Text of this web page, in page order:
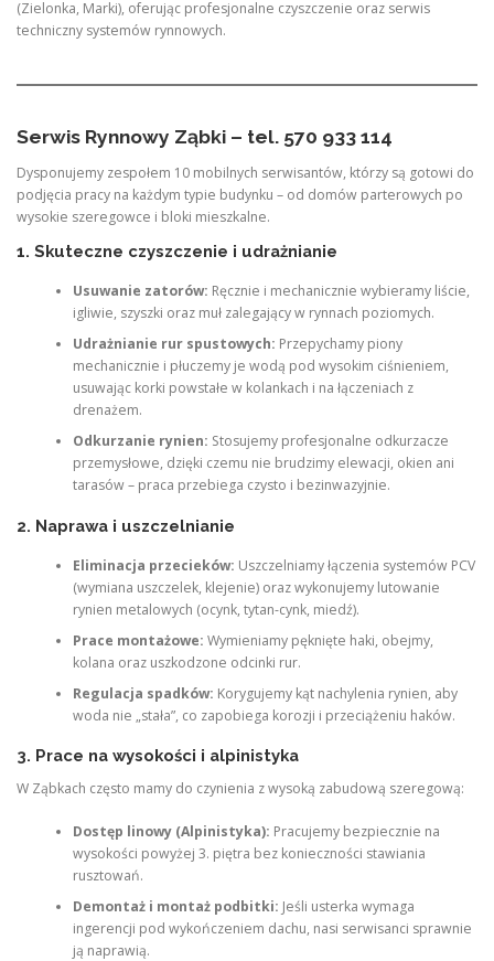
(Zielonka, Marki), oferując profesjonalne czyszczenie oraz serwis
techniczny systemów rynnowych.
Serwis Rynnowy Ząbki – tel. 570 933 114
Dysponujemy zespołem 10 mobilnych serwisantów, którzy są gotowi do
podjęcia pracy na każdym typie budynku – od domów parterowych po
wysokie szeregowce i bloki mieszkalne.
1. Skuteczne czyszczenie i udrażnianie
Usuwanie zatorów: Ręcznie i mechanicznie wybieramy liście,
igliwie, szyszki oraz muł zalegający w rynnach poziomych.
Udrażnianie rur spustowych: Przepychamy piony
mechanicznie i płuczemy je wodą pod wysokim ciśnieniem,
usuwając korki powstałe w kolankach i na łączeniach z
drenażem.
Odkurzanie rynien: Stosujemy profesjonalne odkurzacze
przemysłowe, dzięki czemu nie brudzimy elewacji, okien ani
tarasów – praca przebiega czysto i bezinwazyjnie.
2. Naprawa i uszczelnianie
Eliminacja przecieków: Uszczelniamy łączenia systemów PCV
(wymiana uszczelek, klejenie) oraz wykonujemy lutowanie
rynien metalowych (ocynk, tytan-cynk, miedź).
Prace montażowe: Wymieniamy pęknięte haki, obejmy,
kolana oraz uszkodzone odcinki rur.
Regulacja spadków: Korygujemy kąt nachylenia rynien, aby
woda nie „stała”, co zapobiega korozji i przeciążeniu haków.
3. Prace na wysokości i alpinistyka
W Ząbkach często mamy do czynienia z wysoką zabudową szeregową:
Dostęp linowy (Alpinistyka): Pracujemy bezpiecznie na
wysokości powyżej 3. piętra bez konieczności stawiania
rusztowań.
Demontaż i montaż podbitki: Jeśli usterka wymaga
ingerencji pod wykończeniem dachu, nasi serwisanci sprawnie
ją naprawią.